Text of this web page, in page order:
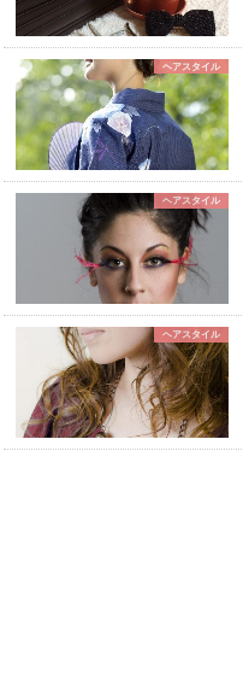
ヘアスタイル
ヘアスタイル
ヘアスタイル